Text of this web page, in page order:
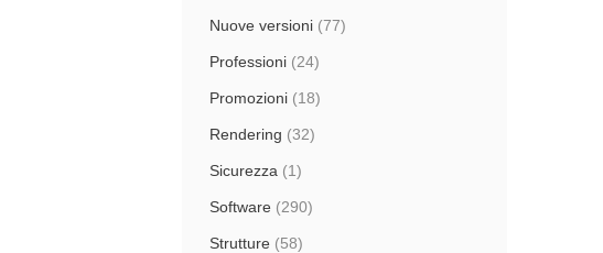
Nuove versioni (77)
Professioni (24)
Promozioni (18)
Rendering (32)
Sicurezza (1)
Software (290)
Strutture (58)